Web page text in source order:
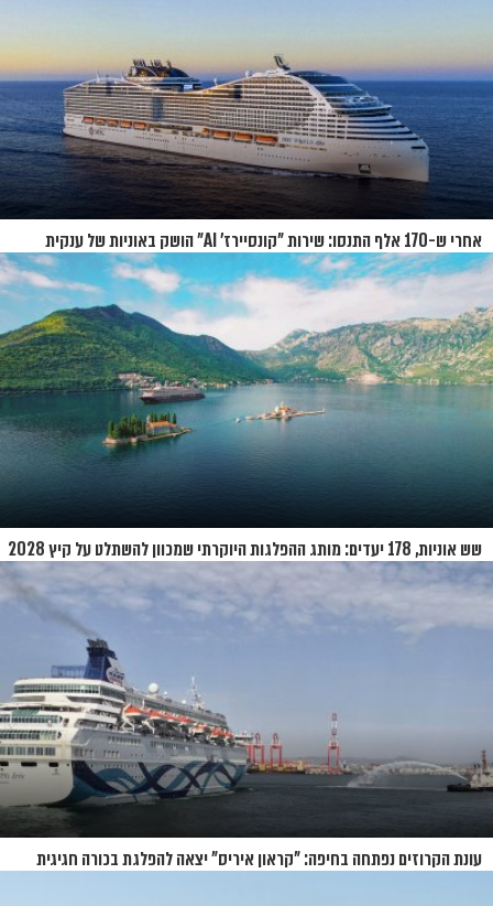
אחרי ש-170 אלף התנסו: שירות "קונסיירז' AI" הושק באוניות של ענקית
הקרוזים
שש אוניות, 178 יעדים: מותג ההפלגות היוקרתי שמכוון להשתלט על קיץ 2028
עונת הקרוזים נפתחה בחיפה: "קראון איריס" יצאה להפלגת בכורה חגיגית